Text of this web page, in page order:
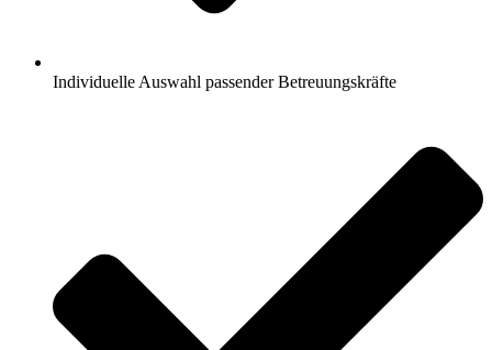
Individuelle Auswahl passender Betreuungskräfte